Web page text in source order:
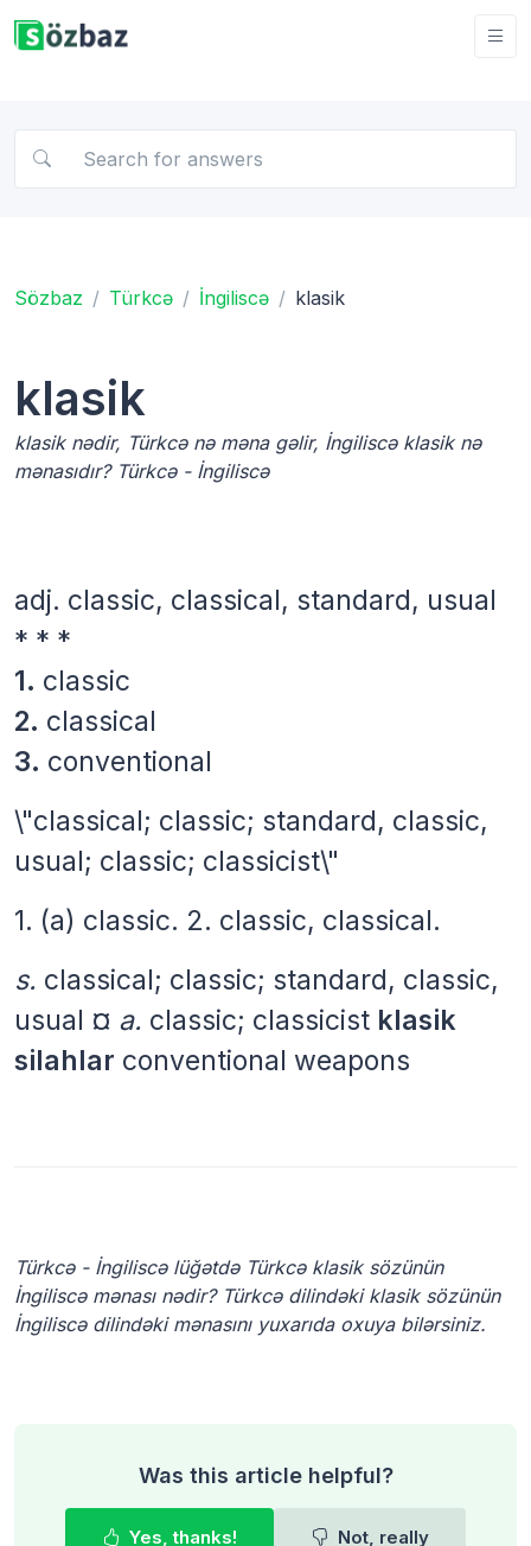
Sözbaz Türkcə İngiliscə klasik
klasik
klasik nədir, Türkcə nə məna gəlir, İngiliscə klasik nə
mənasıdır? Türkcə - İngiliscə
adj. classic, classical, standard, usual
* * *
1. classic
2. classical
3. conventional
\"classical; classic; standard, classic,
usual; classic; classicist\"
1. (a) classic. 2. classic, classical.
s. classical; classic; standard, classic,
usual ¤ a. classic; classicist klasik
silahlar conventional weapons
Türkcə - İngiliscə lüğətdə Türkcə klasik sözünün
İngiliscə mənası nədir? Türkcə dilindəki klasik sözünün
İngiliscə dilindəki mənasını yuxarıda oxuya bilərsiniz.
Was this article helpful?
Yes, thanks! Not, really